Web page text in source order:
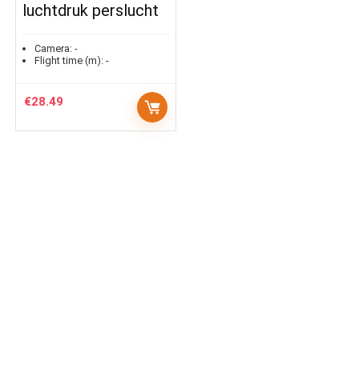
luchtdruk perslucht
Camera: -
Flight time (m): -
€28.49